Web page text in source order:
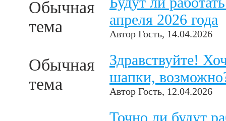
Обычная
тема
апреля 2026 года
Автор Гость, 14.04.2026
Обычная
тема
Здравствуйте!
шапки,
Автор Гость, 12.04.2026
Точно ли будут